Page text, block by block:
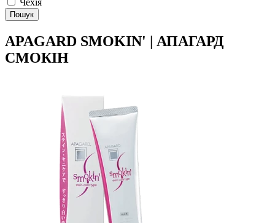
Чехія
Пошук
APAGARD SMOKIN' | АПАГАРД
СМОКІН